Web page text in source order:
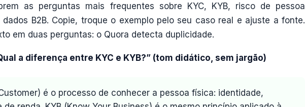
as perguntas mais frequentes sobre KYC, KYB, risco de pessoa
B2B. Copie, troque o exemplo pelo seu caso real e ajuste a fonte.
em duas perguntas: o Quora detecta duplicidade.
a diferença entre KYC e KYB?” (tom didático, sem jargão)
é o processo de conhecer a pessoa física: identidade,